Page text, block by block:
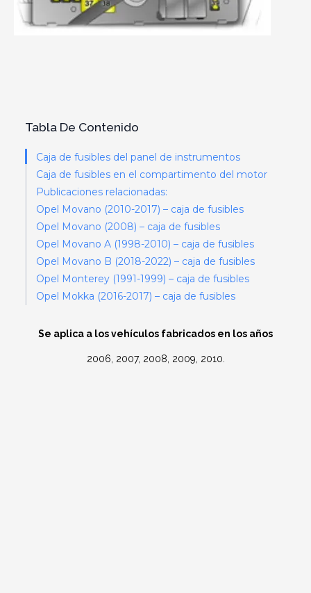
Tabla De Contenido
Caja de fusibles del panel de instrumentos
Caja de fusibles en el compartimento del motor
Publicaciones relacionadas:
Opel Movano (2010-2017) – caja de fusibles
Opel Movano (2008) – caja de fusibles
Opel Movano A (1998-2010) – caja de fusibles
Opel Movano B (2018-2022) – caja de fusibles
Opel Monterey (1991-1999) – caja de fusibles
Opel Mokka (2016-2017) – caja de fusibles
Se aplica a los vehículos fabricados en los años
2006, 2007, 2008, 2009, 2010.